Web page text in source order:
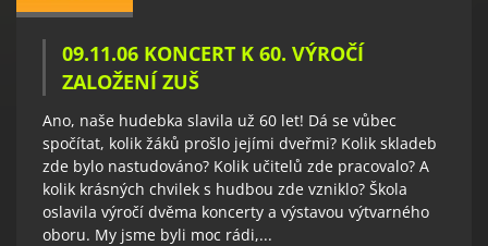
09.11.06 KONCERT K 60. VÝROČÍ
ZALOŽENÍ ZUŠ
Ano, naše hudebka slavila už 60 let! Dá se vůbec
spočítat, kolik žáků prošlo jejími dveřmi? Kolik skladeb
zde bylo nastudováno? Kolik učitelů zde pracovalo? A
kolik krásných chvilek s hudbou zde vzniklo? Škola
oslavila výročí dvěma koncerty a výstavou výtvarného
oboru. My jsme byli moc rádi,...